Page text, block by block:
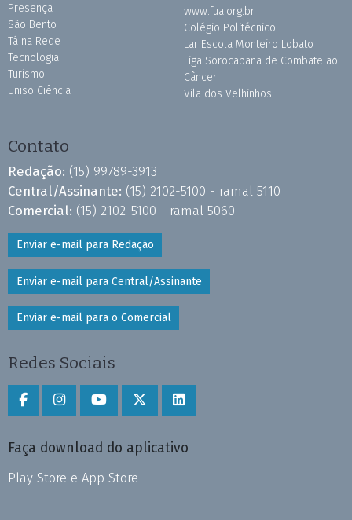
Presença
São Bento
Tá na Rede
Tecnologia
Turismo
Uniso Ciência
www.fua.org.br
Colégio Politécnico
Lar Escola Monteiro Lobato
Liga Sorocabana de Combate ao
Câncer
Vila dos Velhinhos
Contato
Redação: (15) 99789-3913
Central/Assinante: (15) 2102-5100 - ramal 5110
Comercial: (15) 2102-5100 - ramal 5060
Enviar e-mail para Redação
Enviar e-mail para Central/Assinante
Enviar e-mail para o Comercial
Redes Sociais
Faça download do aplicativo
Play Store e App Store